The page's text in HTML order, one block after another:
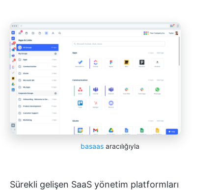
basaas aracılığıyla
Sürekli gelişen SaaS yönetim platformları